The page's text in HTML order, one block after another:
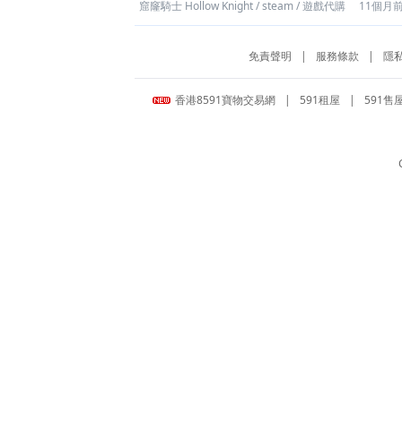
窟窿騎士 Hollow Knight/steam/遊戲代購 11個月
免責聲明 | 服務條款 | 隱
香港8591寶物交易網 | 591租屋 | 591售